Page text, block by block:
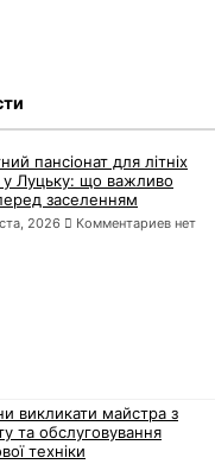
пансіонат для літніх
Луцьку: що важливо
заселенням
2026 Комментариев нет
викликати майстра з
та обслуговування
техніки